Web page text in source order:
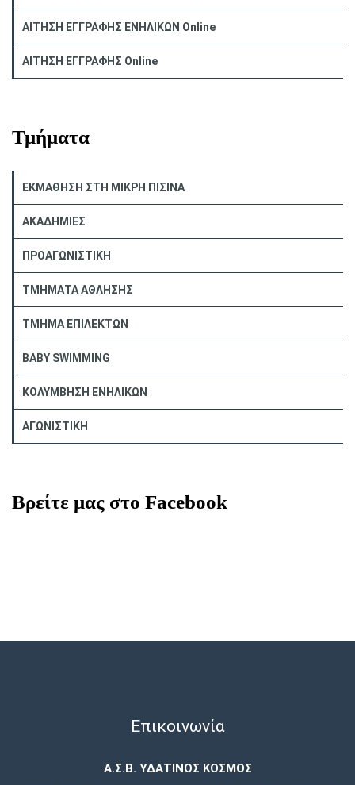
ΑΙΤΗΣΗ ΕΓΓΡΑΦΗΣ ΕΝΗΛΙΚΩΝ Online
ΑΙΤΗΣΗ ΕΓΓΡΑΦΗΣ Online
Τμήματα
ΕΚΜΑΘΗΣΗ ΣΤΗ ΜΙΚΡΗ ΠΙΣΙΝΑ
ΑΚΑΔΗΜΙΕΣ
ΠΡΟΑΓΩΝΙΣΤΙΚΗ
ΤΜΗΜΑΤΑ ΑΘΛΗΣΗΣ
ΤΜΗΜΑ ΕΠΙΛΕΚΤΩΝ
BABY SWIMMING
ΚΟΛΥΜΒΗΣΗ ΕΝΗΛΙΚΩΝ
ΑΓΩΝΙΣΤΙΚΗ
Βρείτε μας στο Facebook
Επικοινωνία
Α.Σ.Β. ΥΔΑΤΙΝΟΣ ΚΟΣΜΟΣ